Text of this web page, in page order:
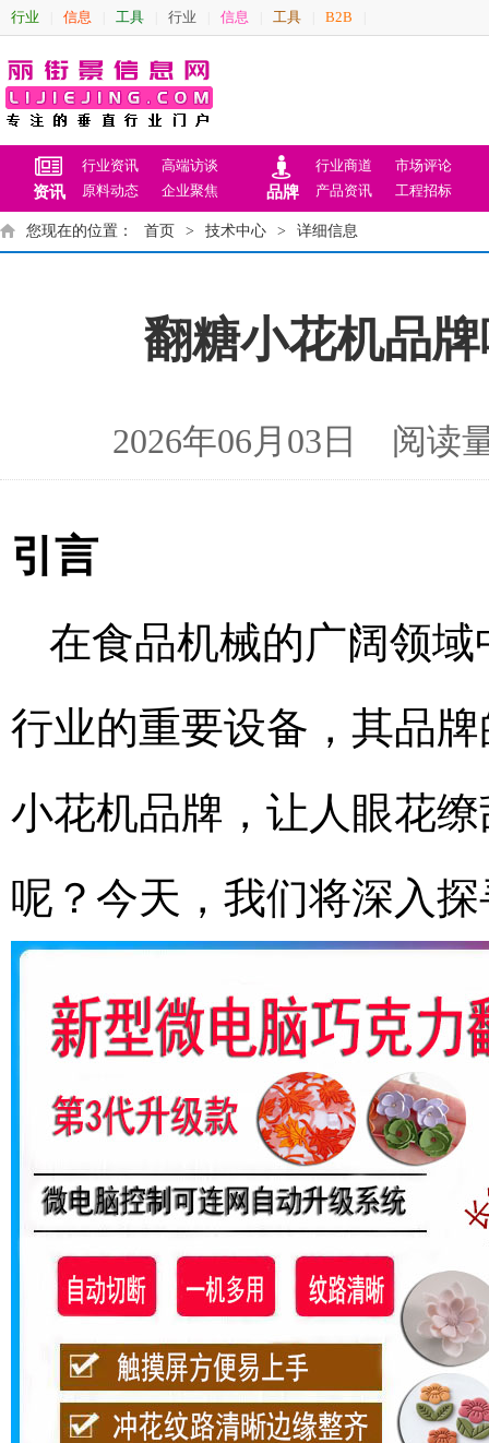
行业 信息 工具 行业 信息 工具 B2B
资讯
行业资讯
高端访谈
原料动态
企业聚焦 品牌
行业商道
市场评论
产品资讯
工程招标
您现在的位置： 首页 > 技术中心 > 详细信息
翻糖小花机品
2026年06月03日 阅
引言
在食品机械的广阔领
行业的重要设备，其品
小花机品牌，让人眼花
呢？今天，我们将深入